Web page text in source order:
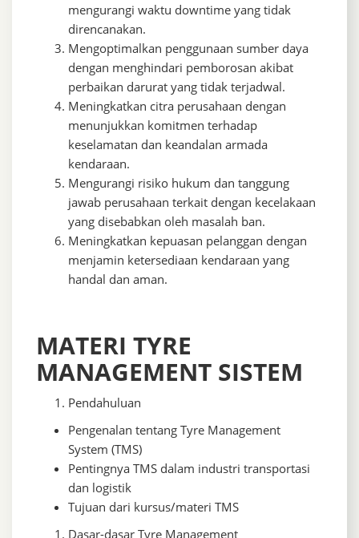
mengurangi waktu downtime yang tidak
direncanakan.
Mengoptimalkan penggunaan sumber daya
dengan menghindari pemborosan akibat
perbaikan darurat yang tidak terjadwal.
Meningkatkan citra perusahaan dengan
menunjukkan komitmen terhadap
keselamatan dan keandalan armada
kendaraan.
Mengurangi risiko hukum dan tanggung
jawab perusahaan terkait dengan kecelakaan
yang disebabkan oleh masalah ban.
Meningkatkan kepuasan pelanggan dengan
menjamin ketersediaan kendaraan yang
handal dan aman.
MATERI TYRE
MANAGEMENT SISTEM
Pendahuluan
Pengenalan tentang Tyre Management
System (TMS)
Pentingnya TMS dalam industri transportasi
dan logistik
Tujuan dari kursus/materi TMS
Dasar-dasar Tyre Management